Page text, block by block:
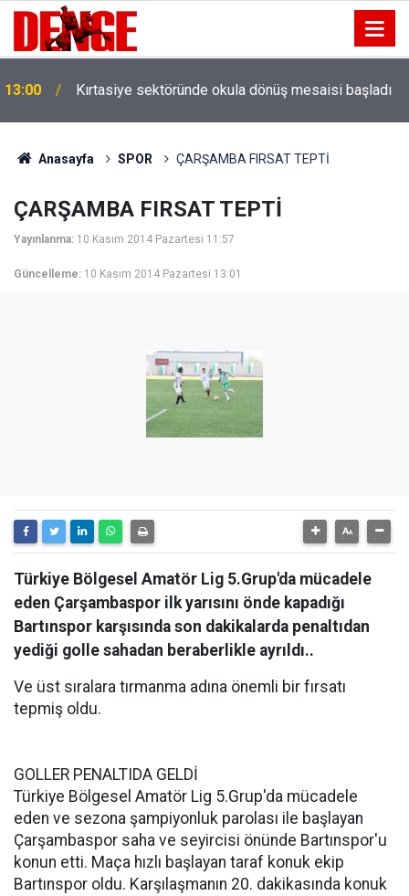
13:00 Kırtasiye sektöründe okula dönüş mesaisi başladı
Anasayfa SPOR ÇARŞAMBA FIRSAT TEPTİ
ÇARŞAMBA FIRSAT TEPTİ
Yayınlanma: 10 Kasım 2014 Pazartesi 11:57
Güncelleme: 10 Kasım 2014 Pazartesi 13:01
Türkiye Bölgesel Amatör Lig 5.Grup'da mücadele
eden Çarşambaspor ilk yarısını önde kapadığı
Bartınspor karşısında son dakikalarda penaltıdan
yediği golle sahadan beraberlikle ayrıldı..
Ve üst sıralara tırmanma adına önemli bir fırsatı
tepmiş oldu.
GOLLER PENALTIDA GELDİ
Türkiye Bölgesel Amatör Lig 5.Grup'da mücadele
eden ve sezona şampiyonluk parolası ile başlayan
Çarşambaspor saha ve seyircisi önünde Bartınspor'u
konun etti. Maça hızlı başlayan taraf konuk ekip
Bartınspor oldu. Karşılaşmanın 20. dakikasında konuk